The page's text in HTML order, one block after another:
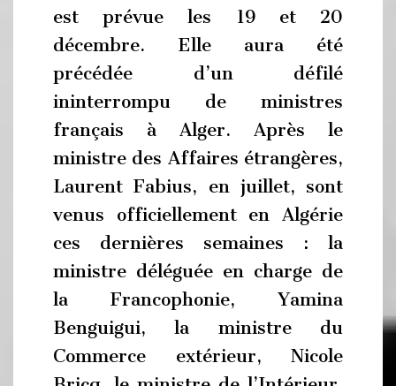
est prévue les 19 et 20
décembre. Elle aura été
précédée d’un défilé
ininterrompu de ministres
français à Alger. Après le
ministre des Affaires étrangères,
Laurent Fabius, en juillet, sont
venus officiellement en Algérie
ces dernières semaines : la
ministre déléguée en charge de
la Francophonie, Yamina
Benguigui, la ministre du
Commerce extérieur, Nicole